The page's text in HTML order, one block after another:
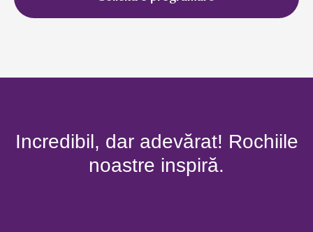
Incredibil, dar adevărat! Rochiile
noastre inspiră.